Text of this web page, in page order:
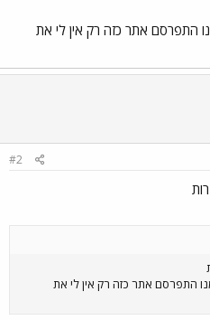
התפרסם אתר כזה רק אין לי את
#2
התפרסם אתר כזה רק אין לי את